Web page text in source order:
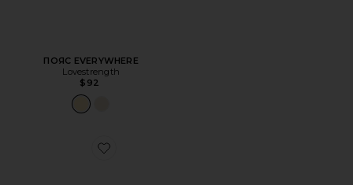
ПОЯС EVERYWHERE
Lovestrength
$92
Favorite РЕМЕНЬ С БУСИНАМИ COCOS